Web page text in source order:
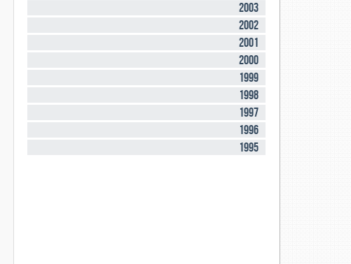
2003
2002
2001
2000
1999
1998
1997
1996
1995